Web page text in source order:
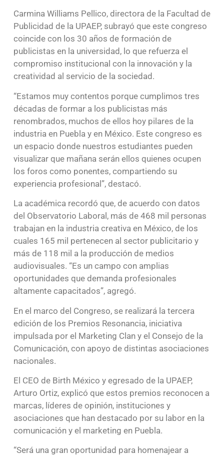
Carmina Williams Pellico, directora de la Facultad de
Publicidad de la UPAEP, subrayó que este congreso
coincide con los 30 años de formación de
publicistas en la universidad, lo que refuerza el
compromiso institucional con la innovación y la
creatividad al servicio de la sociedad.
“Estamos muy contentos porque cumplimos tres
décadas de formar a los publicistas más
renombrados, muchos de ellos hoy pilares de la
industria en Puebla y en México. Este congreso es
un espacio donde nuestros estudiantes pueden
visualizar que mañana serán ellos quienes ocupen
los foros como ponentes, compartiendo su
experiencia profesional”, destacó.
La académica recordó que, de acuerdo con datos
del Observatorio Laboral, más de 468 mil personas
trabajan en la industria creativa en México, de los
cuales 165 mil pertenecen al sector publicitario y
más de 118 mil a la producción de medios
audiovisuales. “Es un campo con amplias
oportunidades que demanda profesionales
altamente capacitados”, agregó.
En el marco del Congreso, se realizará la tercera
edición de los Premios Resonancia, iniciativa
impulsada por el Marketing Clan y el Consejo de la
Comunicación, con apoyo de distintas asociaciones
nacionales.
El CEO de Birth México y egresado de la UPAEP,
Arturo Ortiz, explicó que estos premios reconocen a
marcas, líderes de opinión, instituciones y
asociaciones que han destacado por su labor en la
comunicación y el marketing en Puebla.
“Será una gran oportunidad para homenajear a